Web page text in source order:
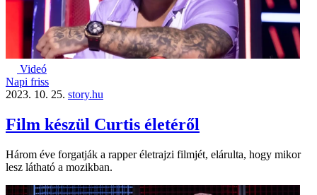
Videó
Napi friss
2023. 10. 25. story.hu
Film készül Curtis életéről
Három éve forgatják a rapper életrajzi filmjét, elárulta, hogy mikor
lesz látható a mozikban.